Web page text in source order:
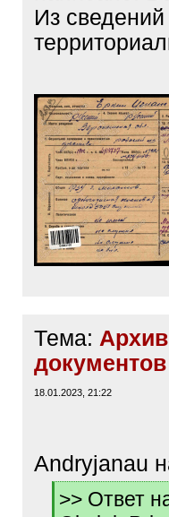
Из
Тема:
18.01.2023, 21:22
Andryjanau
[>> Ответ